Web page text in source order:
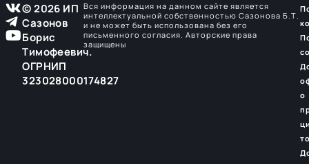
© 2026 ИП
Сазонов
Борис
Тимофеевич.
ОГРНИП
323028000174827
Вся информация на данном сайте является
интеллектуальной собственностью Сазонова Б.Т.
и не может быть использована без его
письменного согласия. Авторские права
защищены
о